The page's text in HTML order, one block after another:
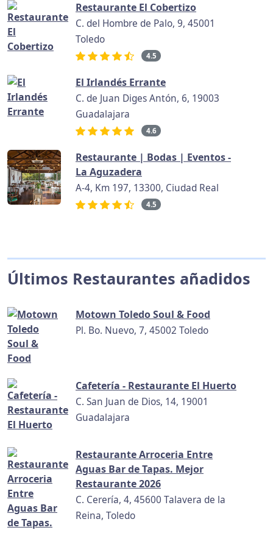
Restaurante El Cobertizo
C. del Hombre de Palo, 9, 45001
Toledo
4.5
El Irlandés Errante
C. de Juan Diges Antón, 6, 19003
Guadalajara
4.6
Restaurante | Bodas | Eventos -
La Aguzadera
A-4, Km 197, 13300, Ciudad Real
4.5
Últimos Restaurantes añadidos
Motown Toledo Soul & Food
Pl. Bo. Nuevo, 7, 45002 Toledo
Cafetería - Restaurante El Huerto
C. San Juan de Dios, 14, 19001
Guadalajara
Restaurante Arroceria Entre
Aguas Bar de Tapas. Mejor
Restaurante 2026
C. Cerería, 4, 45600 Talavera de la
Reina, Toledo